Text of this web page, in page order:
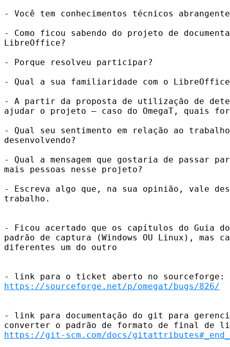
- Você tem conhecimentos técnicos
- Como ficou sabendo do projeto de
LibreOffice?
- Porque resolveu participar?
- Qual a sua familiaridade com o
- A partir da proposta de utilização de
ajudar o projeto – caso do OmegaT, quais
- Qual seu sentimento em relação ao
desenvolvendo?
- Qual a mensagem que gostaria de passar
mais pessoas nesse projeto?
- Escreva algo que, na sua opinião, vale
trabalho.
- Ficou acertado que os capítulos do Guia
padrão de captura (Windows OU Linux), mas
diferentes um do outro
https://sourceforge.net/p/omegat/bugs/826/
- link para documentação do git para
https://git-scm.com/docs/